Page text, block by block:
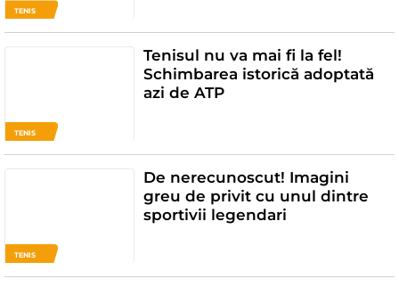
TENIS
TENIS
Tenisul nu va mai fi la fel!
Schimbarea istorică adoptată
azi de ATP
TENIS
De nerecunoscut! Imagini
greu de privit cu unul dintre
sportivii legendari